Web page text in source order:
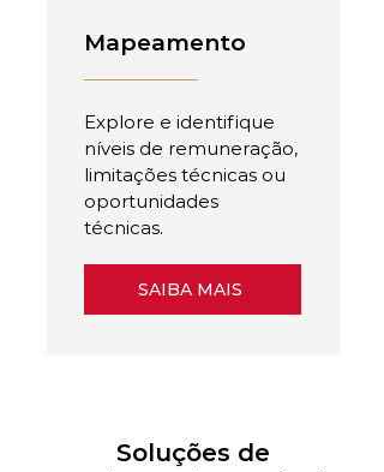
Mapeamento
Explore e identifique
níveis de remuneração,
limitações técnicas ou
oportunidades
técnicas.
SAIBA MAIS
Soluções de